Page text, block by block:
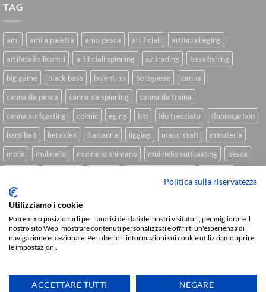
TAG
ami ami a paletta amo pesca artificiali
artificiali eging
artificiali siliconici
artificiali spinning az trading
bass fishing
big game
black bass bolentino bolognese
canna
canna da pesca
canna da spinning
canna da traina
canna surfcasting
colmic eging filo filo trecciato
fluorocarbon
hard bait
herakles italcanna jigging major craft
minuteria
molix
mulinello mulinello shimano mulinello surfcasting
pesca
spinning inshore
Sviluppato daWe Blink Design
On
Delivery
CHI SIAMO CONTATTI
Politica sulla riservatezza
Utilizziamo i cookie
Potremmo posizionarli per l'analisi dei dati dei nostri visitatori, per migliorare il
nostro sito Web, mostrare contenuti personalizzati e offrirti un'esperienza di
navigazione eccezionale. Per ulteriori informazioni sui cookie utilizziamo aprire
le impostazioni.
ACCETTARE TUTTI NEGARE